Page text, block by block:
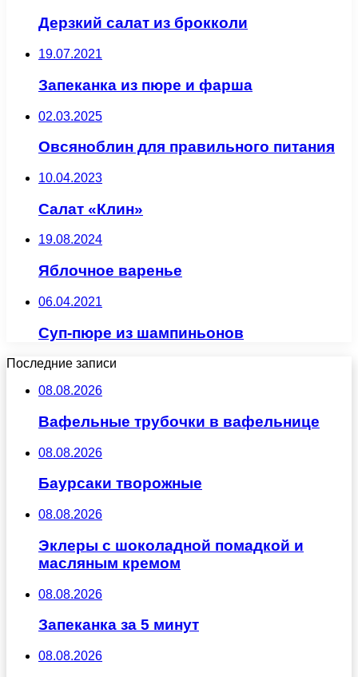
Дерзкий салат из брокколи
19.07.2021
Запеканка из пюре и фарша
02.03.2025
Овсяноблин для правильного питания
10.04.2023
Салат «Клин»
19.08.2024
Яблочное варенье
06.04.2021
Суп-пюре из шампиньонов
Последние записи
08.08.2026
Вафельные трубочки в вафельнице
08.08.2026
Баурсаки творожные
08.08.2026
Эклеры с шоколадной помадкой и
масляным кремом
08.08.2026
Запеканка за 5 минут
08.08.2026